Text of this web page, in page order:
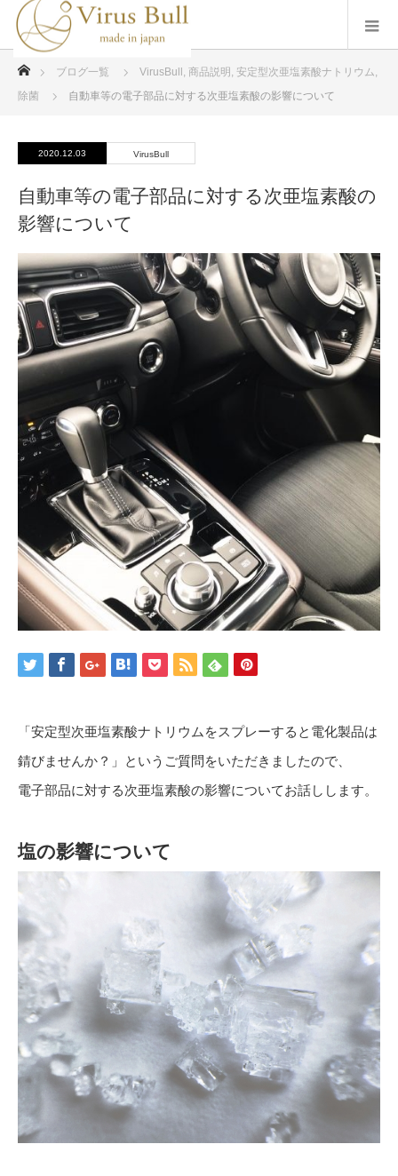
ブログ一覧 VirusBull , 商品説明 , 安定型次亜塩素酸ナトリウム,
除菌
自動車等の電子部品に対する次亜塩素酸の影響について
2020.12.03 VirusBull
自動車等の電子部品に対する次亜塩素酸の
影響について
「安定型次亜塩素酸ナトリウムをスプレーすると電化製品は
錆びませんか？」というご質問をいただきましたので、
電子部品に対する次亜塩素酸の影響についてお話しします。
塩の影響について